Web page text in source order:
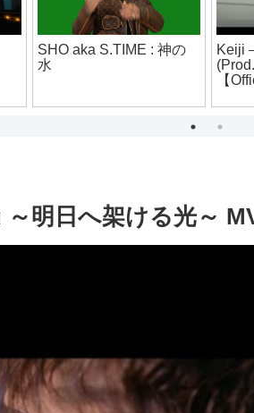
– Style
SHUYA VLOG
家 辛味噌ラ
明日へ架ける光～